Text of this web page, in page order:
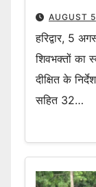
AUGUST
हरिद्वार, 5
शिवभक्तों का
दीक्षित के
सहित 32…